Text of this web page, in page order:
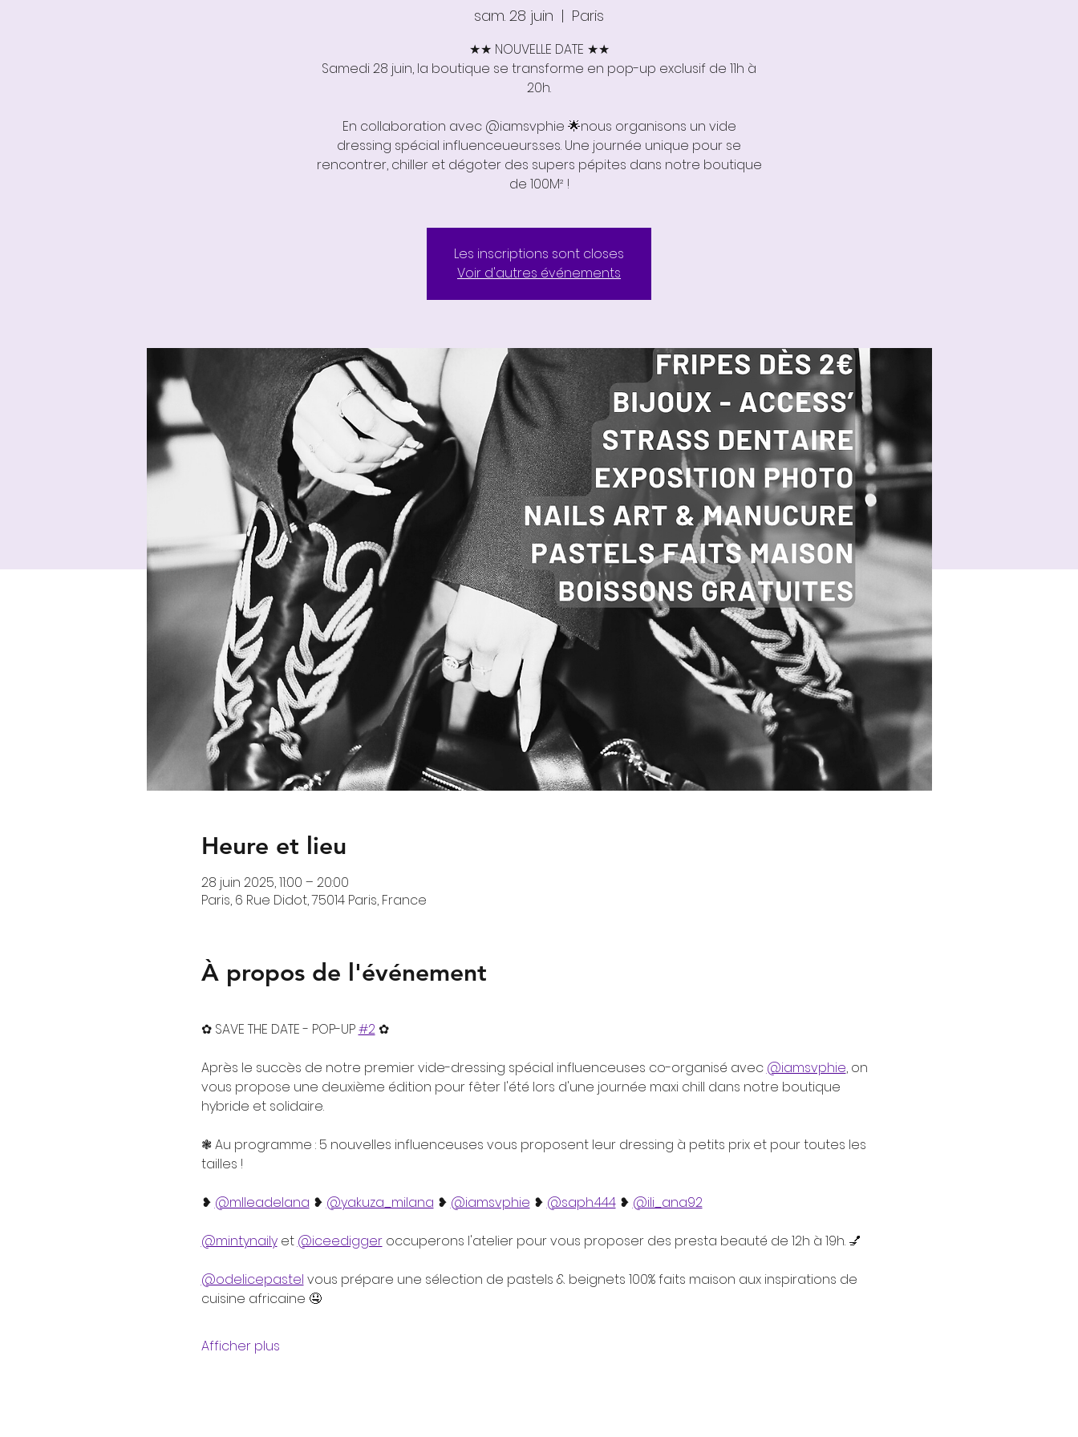
sam. 28 juin
  |
Paris
★★ NOUVELLE DATE ★★
Samedi 28 juin, la boutique se transforme en pop-up exclusif de 11h à
20h.
En collaboration avec @iamsvphie 🌟nous organisons un vide
dressing spécial influenceueurs.ses. Une journée unique pour se
rencontrer, chiller et dégoter des supers pépites dans notre boutique
de 100M² !
Les inscriptions sont closes
Voir d'autres événements
Heure et lieu
28 juin 2025, 11:00 – 20:00
Paris, 6 Rue Didot, 75014 Paris, France
À propos de l'événement
✿ SAVE THE DATE - POP-UP #2 ✿
Après le succès de notre premier vide-dressing spécial influenceuses co-organisé avec @iamsvphie, on
vous propose une deuxième édition pour fêter l'été lors d'une journée maxi chill dans notre boutique
hybride et solidaire.
❃ Au programme : 5 nouvelles influenceuses vous proposent leur dressing à petits prix et pour toutes les
tailles !
❥ @mlleadelana ❥ @yakuza_milana ❥ @iamsvphie ❥ @saph.444 ❥ @ili_ana92
@mintynaily et @iceedigger occuperons l'atelier pour vous proposer des presta beauté de 12h à 19h. 💅
@odelicepastel vous prépare une sélection de pastels & beignets 100% faits maison aux inspirations de
cuisine africaine 🤤
Afficher plus